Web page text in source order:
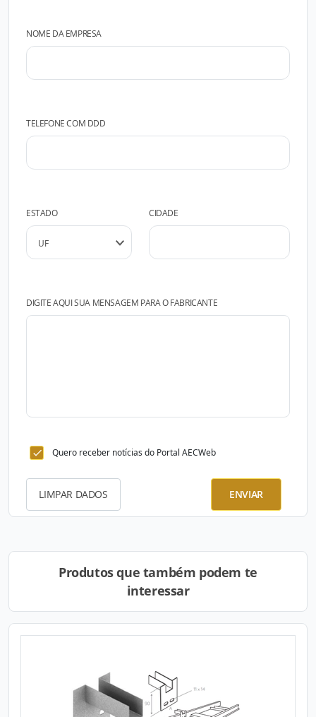
NOME DA EMPRESA
TELEFONE COM DDD
ESTADO CIDADE
DIGITE AQUI SUA MENSAGEM PARA O FABRICANTE
Quero receber notícias do Portal AECWeb
LIMPAR DADOS ENVIAR
Produtos que também podem te
interessar